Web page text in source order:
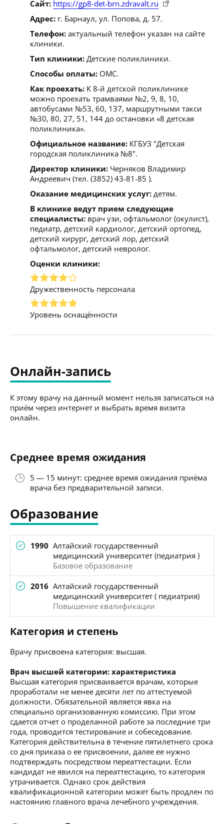
Сайт: https://gp8-det-brn.zdravalt.ru
Адрес: г. Барнаул, ул. Попова, д. 57.
Телефон: актуальный телефон указан на сайте
клиники.
Тип клиники: Детские поликлиники.
Способы оплаты: ОМС.
Как проехать: К 8-й детской поликлинике
можно проехать трамваями №2, 9, 8, 10,
автобусами №53, 60, 137, маршрутными такси
№30, 80, 27, 51, 144 до остановки «8 детская
поликлиника».
Официальное название: КГБУЗ "Детская
городская поликлиника №8".
Директор клиники: Черняков Владимир
Андреевич (тел. (3852) 43-81-85 ).
Оказание медицинских услуг: детям.
В клинике ведут прием следующие
специалисты: врач узи, офтальмолог (окулист),
педиатр, детский кардиолог, детский ортопед,
детский хирург, детский лор, детский
офтальмолог, детский невролог.
Оценки клиники:
Дружественность персонала
Уровень оснащённости
Онлайн-запись
К этому врачу на данный момент нельзя записаться на
приём через интернет и выбрать время визита
онлайн.
Среднее время ожидания
5 — 15 минут: среднее время ожидания приёма
врача без предварительной записи.
Образование
1990 Алтайский государственный
медицинский университет (педиатрия )
Базовое образование
2016 Алтайский государственный
медицинский университет ( педиатрия)
Повышение квалификации
Категория и степень
Врачу присвоена категория: высшая.
Врач высшей категории: характеристика
Высшая категория присваивается врачам, которые
проработали не менее десяти лет по аттестуемой
должности. Обязательной является явка на
специально организованную комиссию. При этом
сдается отчет о проделанной работе за последние три
года, проводится тестирование и собеседование.
Категория действительна в течение пятилетнего срока
со дня приказа о ее присвоении, далее ее нужно
подтверждать посредством переаттестации. Если
кандидат не явился на переаттестацию, то категория
утрачивается. Однако срок действия
квалификационной категории может быть продлен по
настоянию главного врача лечебного учреждения.